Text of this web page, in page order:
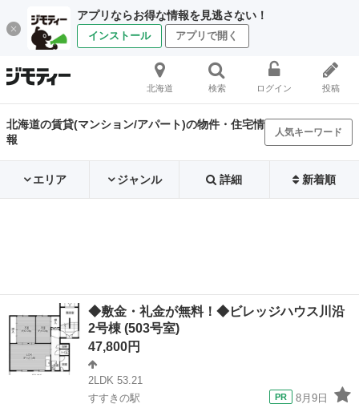
アプリならお得な情報を見逃さない！
インストール アプリで開く
北海道 検索 ログイン 投稿
北海道の賃貸(マンション/アパート)の物件・住宅情
報
人気キーワード
エリア ジャンル 詳細 新着順
◆敷金・礼金が無料！◆ビレッジハウス川沿
2号棟 (503号室)
47,800円
2LDK 53.21
すすきの駅
8月9日